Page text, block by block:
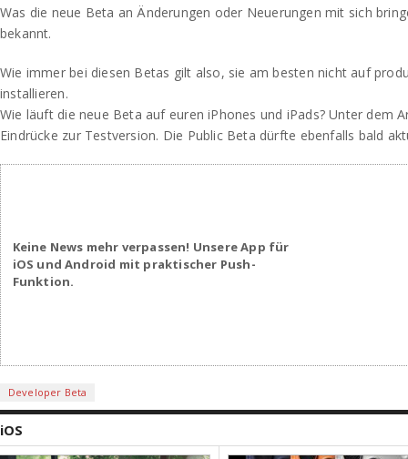
Was die neue Beta an Änderungen oder Neuerungen mit sich
bekannt.
Wie immer bei diesen Betas gilt also, sie am besten nicht auf
installieren.
Wie läuft die neue Beta auf euren iPhones und iPads? Unter dem
Eindrücke zur Testversion. Die Public Beta dürfte ebenfalls bald
Keine News mehr verpassen! Unsere App für
iOS und Android mit praktischer Push-
Funktion.
Developer Beta
iOS